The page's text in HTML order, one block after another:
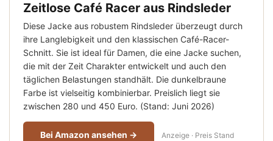
Zeitlose Café Racer aus Rindsleder
Diese Jacke aus robustem Rindsleder überzeugt durch
ihre Langlebigkeit und den klassischen Café-Racer-
Schnitt. Sie ist ideal für Damen, die eine Jacke suchen,
die mit der Zeit Charakter entwickelt und auch den
täglichen Belastungen standhält. Die dunkelbraune
Farbe ist vielseitig kombinierbar. Preislich liegt sie
zwischen 280 und 450 Euro. (Stand: Juni 2026)
Bei Amazon ansehen → Anzeige · Preis Stand